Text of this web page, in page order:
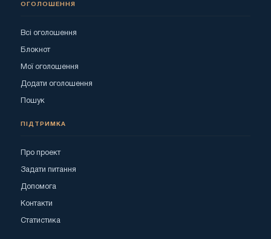
ОГОЛОШЕННЯ
Всі оголошення
Блокнот
Мої оголошення
Додати оголошення
Пошук
ПІДТРИМКА
Про проект
Задати питання
Допомога
Контакти
Статистика